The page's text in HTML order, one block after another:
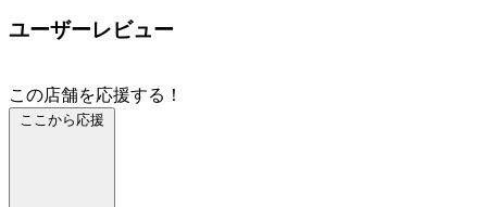
ユーザーレビュー
この店舗を応援する！
ここから応援